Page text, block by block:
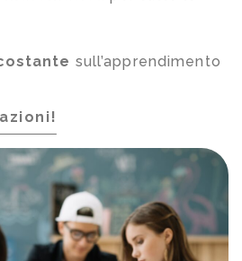
sull’apprendimento